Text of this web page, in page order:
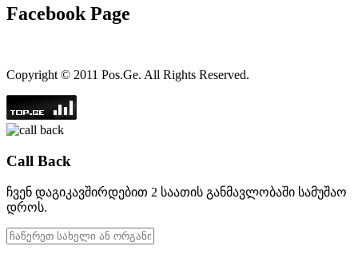
Facebook Page
Copyright © 2011 Pos.Ge. All Rights Reserved.
Call Back
ჩვენ დაგიკავშირდებით 2 საათის განმავლობაში სამუშაო
დროს.